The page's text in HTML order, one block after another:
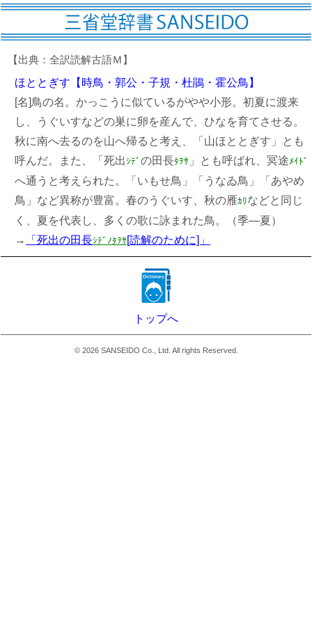
【出典：全訳読解古語Ｍ】
ほととぎす 【時鳥・郭公・子規・杜鵑・霍公鳥】
[名]鳥の名。かっこうに似ているがやや小形。初夏に渡来
し、うぐいすなどの巣に卵を産んで、ひなを育てさせる。
秋に南へ去るのを山へ帰ると考え、「山ほととぎす」とも
呼んだ。また、「死出ｼﾃﾞ の田長ﾀｦｻ 」とも呼ばれ、冥途ﾒｲﾄﾞ
へ通うと考えられた。「いもせ鳥」「うなゐ鳥」「あやめ
鳥」など異称が豊富。春のうぐいす、秋の雁ｶﾘなどと同じ
く、夏を代表し、多くの歌に詠まれた鳥。（季―夏）
→
「死出の田長ｼﾃﾞﾉﾀｦｻ [読解のために]」
トップへ
© 2026SANSEIDO Co., Ltd. All rights Reserved.